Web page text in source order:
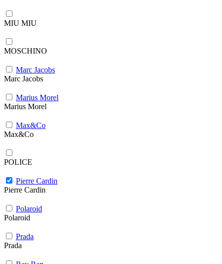
MIU MIU
MOSCHINO
Marc Jacobs
Marc Jacobs
Marius Morel
Marius Morel
Max&Co
Max&Co
POLICE
Pierre Cardin
Pierre Cardin
Polaroid
Polaroid
Prada
Prada